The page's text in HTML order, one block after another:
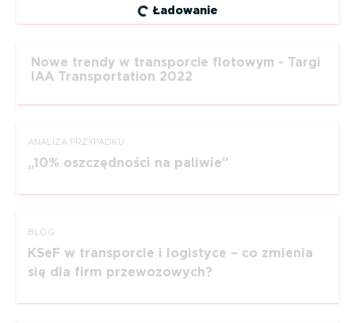
Nowe trendy w transporcie flotowym - Targi
IAA Transportation 2022
ANALIZA PRZYPADKU
10% oszczędności na paliwie
BLOG
KSeF w transporcie i logistyce – co zmienia
się dla firm przewozowych?
Ładowanie